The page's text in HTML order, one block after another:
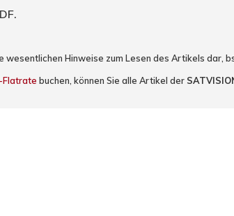
wesentlichen Hinweise zum Lesen des Artikels dar,
buchen, können Sie alle Artikel der